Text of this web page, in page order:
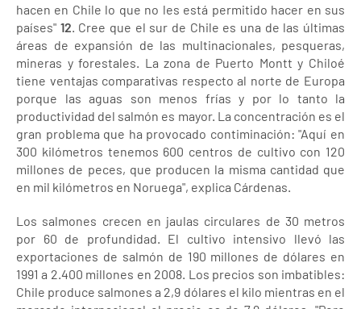
hacen en Chile lo que no les está permitido hacer en sus
países" 12. Cree que el sur de Chile es una de las últimas
áreas de expansión de las multinacionales, pesqueras,
mineras y forestales. La zona de Puerto Montt y Chiloé
tiene ventajas comparativas respecto al norte de Europa
porque las aguas son menos frías y por lo tanto la
productividad del salmón es mayor. La concentración es el
gran problema que ha provocado contiminación: "Aquí en
300 kilómetros tenemos 600 centros de cultivo con 120
millones de peces, que producen la misma cantidad que
en mil kilómetros en Noruega", explica Cárdenas.
Los salmones crecen en jaulas circulares de 30 metros
por 60 de profundidad. El cultivo intensivo llevó las
exportaciones de salmón de 190 millones de dólares en
1991 a 2.400 millones en 2008. Los precios son imbatibles:
Chile produce salmones a 2,9 dólares el kilo mientras en el